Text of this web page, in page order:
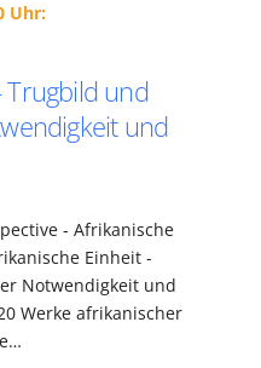
Uhr:
Trugbild und
und
- Afrikanische
Einheit -
Notwendigkeit und
Werke afrikanischer